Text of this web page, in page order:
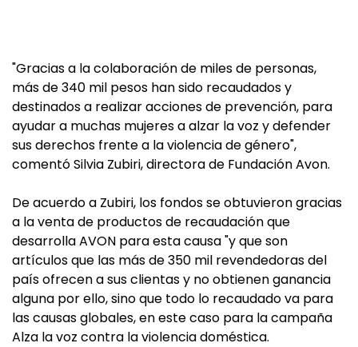
"Gracias a la colaboración de miles de personas,
más de 340 mil pesos han sido recaudados y
destinados a realizar acciones de prevención, para
ayudar a muchas mujeres a alzar la voz y defender
sus derechos frente a la violencia de género",
comentó Silvia Zubiri, directora de Fundación Avon.
De acuerdo a Zubiri, los fondos se obtuvieron gracias
a la venta de productos de recaudación que
desarrolla AVON para esta causa "y que son
artículos que las más de 350 mil revendedoras del
país ofrecen a sus clientas y no obtienen ganancia
alguna por ello, sino que todo lo recaudado va para
las causas globales, en este caso para la campaña
Alza la voz contra la violencia doméstica.